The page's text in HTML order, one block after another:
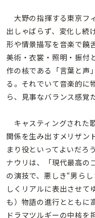
大野の指揮する東京フ
出しゃばらず、変化し続
形や情景描写を音楽で饒
美術・衣裳・照明・振付
作の核である「言葉と声
る。それでいて音楽的に
ら、見事なバランス感覚
キャスティングされた
関係を生み出すメリザン
まり役といってよいだろ
ナウリは、「現代最高の
の演技で、悪しき“男ら
しくリアルに表出させて
も）物語の進行とともに
ドラマツルギーの中核を